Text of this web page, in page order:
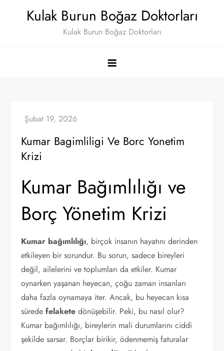
Kulak Burun Boğaz Doktorları
Kulak Burun Boğaz Doktorları
Kumar Bagimliligi Ve Borc Yonetim
Krizi
Kumar Bağımlılığı ve
Borç Yönetim Krizi
Kumar bağımlılığı, birçok insanın hayatını derinden
etkileyen bir sorundur. Bu sorun, sadece bireyleri
değil, ailelerini ve toplumları da etkiler. Kumar
oynarken yaşanan heyecan, çoğu zaman insanları
daha fazla oynamaya iter. Ancak, bu heyecan kısa
süredefelakete dönüşebilir. Peki, bu nasıl olur?
Kumar bağımlılığı, bireylerin mali durumlarını ciddi
şekilde sarsar. Borçlar birikir, ödenmemiş faturalar